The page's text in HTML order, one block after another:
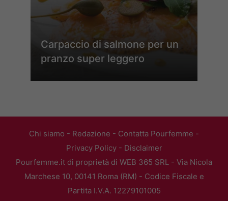
Carpaccio di salmone per un
pranzo super leggero
Chi siamo - Redazione - Contatta Pourfemme -
Privacy Policy- Disclaimer
Pourfemme.it di proprietà di WEB 365 SRL - Via Nicola
Marchese 10, 00141 Roma (RM) - Codice Fiscale e
Partita I.V.A. 12279101005